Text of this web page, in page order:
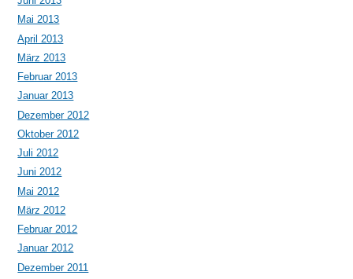
Mai 2013
April 2013
März 2013
Februar 2013
Januar 2013
Dezember 2012
Oktober 2012
Juli 2012
Juni 2012
Mai 2012
März 2012
Februar 2012
Januar 2012
Dezember 2011